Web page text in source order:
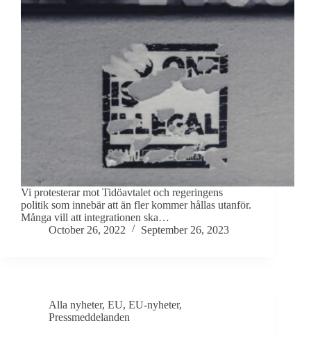
Vi protesterar mot Tidöavtalet och regeringens
politik som innebär att än fler kommer hållas utanför.
Många vill att integrationen ska…
October 26, 2022
September 26, 2023
Alla nyheter, EU, EU-nyheter,
Pressmeddelanden